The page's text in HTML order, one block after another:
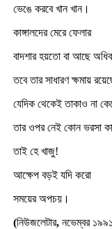
ভেঙে করবে খান খান।
কাঙ্গালদের মেরে ফেলার
বাদশার হয়তো বা আছে
তবে তার সাধারণ ক্ষমায়
যেদিক থেকেই তাকাও না
তার ওপর নেই কোন ভরসা
তাই হে খাজু!
আক্ষেপ বড়ই যদি করো
সময়ের অপচয়।
(নিউজলেটার, নভেম্বর